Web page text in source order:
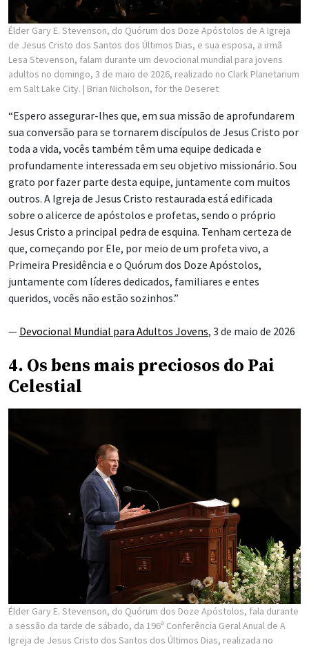
Élder Gary E. Stevenson, do Quórum dos Doze Apóstolos de A Igreja
de Jesus Cristo dos Santos dos Últimos Dias, e sua esposa, a irmã
Lesa Stevenson, falam durante um devocional mundial para jovens
adultos no domingo, 3 de maio de 2026, realizado no Clark Planetarium
em Salt Lake City. | Brian Nicholson, for the Deseret
“Espero assegurar-lhes que, em sua missão de aprofundarem
sua conversão para se tornarem discípulos de Jesus Cristo por
toda a vida, vocês também têm uma equipe dedicada e
profundamente interessada em seu objetivo missionário. Sou
grato por fazer parte desta equipe, juntamente com muitos
outros. A Igreja de Jesus Cristo restaurada está edificada
sobre o alicerce de apóstolos e profetas, sendo o próprio
Jesus Cristo a principal pedra de esquina. Tenham certeza de
que, começando por Ele, por meio de um profeta vivo, a
Primeira Presidência e o Quórum dos Doze Apóstolos,
juntamente com líderes dedicados, familiares e entes
queridos, vocês não estão sozinhos.”
— Devocional Mundial para Adultos Jovens, 3 de maio de 2026
4. Os bens mais preciosos do Pai
Celestial
Élder Gary E. Stevenson, do Quórum dos Doze Apóstolos, fala durante
a sessão da tarde de sábado, da 196ª Conferência Geral Anual de A
Igreja de Jesus Cristo dos Santos dos Últimos Dias, realizada no